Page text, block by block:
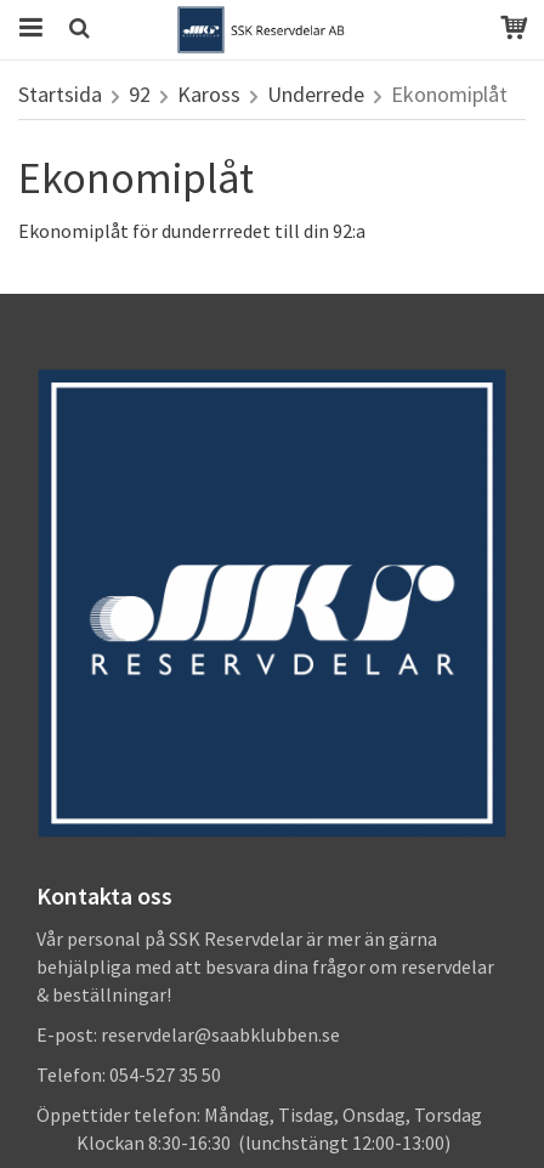
Startsida 92 Kaross Underrede Ekonomiplåt
Ekonomiplåt
Ekonomiplåt för dunderrredet till din 92:a
Kontakta oss
Vår personal på SSK Reservdelar är mer än gärna
behjälpliga med att besvara dina frågor om reservdelar
& beställningar!
E-post: reservdelar@saabklubben.se
Telefon: 054-527 35 50
Öppettider telefon: Måndag, Tisdag, Onsdag, Torsdag
Klockan 8:30-16:30 (lunchstängt 12:00-13:00)